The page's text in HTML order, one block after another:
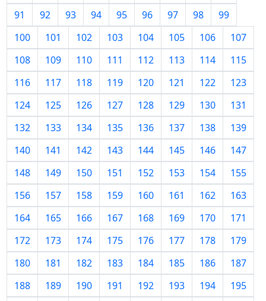
91
92 93 94 95 96 97 98
99
100
101 102 103 104 105 106
107
108
109 110 111 112 113 114
115
116
117 118 119 120 121 122
123
124
125 126 127 128 129 130
131
132
133 134 135 136 137 138
139
140
141 142 143 144 145 146
147
148
149 150 151 152 153 154
155
156
157 158 159 160 161 162
163
164
165 166 167 168 169 170
171
172
173 174 175 176 177 178
179
180
181 182 183 184 185 186
187
188
189 190 191 192 193 194
195